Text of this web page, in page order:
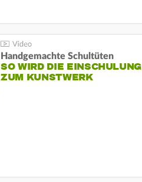
Handgemachte Schultüten
SO WIRD DIE EINSCHULUNG
ZUM KUNSTWERK